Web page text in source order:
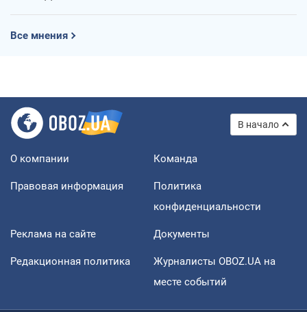
Все мнения
В начало
О компании Команда
Правовая информация
Политика
конфиденциальности
Реклама на сайте Документы
Редакционная политика
Журналисты OBOZ.UA на
месте событий